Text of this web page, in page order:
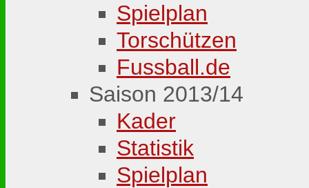
Spielplan
Torschützen
Fussball.de
Saison 2013/14
Kader
Statistik
Spielplan